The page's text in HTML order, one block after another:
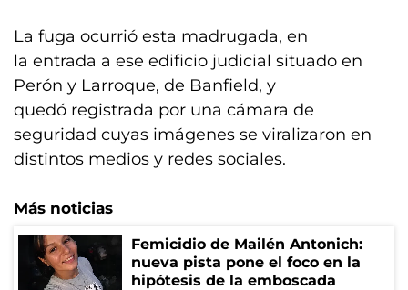
La fuga ocurrió esta madrugada, en
la entrada a ese edificio judicial situado en
Perón y Larroque, de Banfield, y
quedó registrada por una cámara de
seguridad cuyas imágenes se viralizaron en
distintos medios y redes sociales.
Más noticias
Femicidio de Mailén Antonich:
nueva pista pone el foco en la
hipótesis de la emboscada